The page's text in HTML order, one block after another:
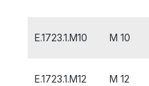
E.1723.1.M10 M 10
E.1723.1.M12 M 12